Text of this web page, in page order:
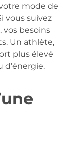
mode de
vous suivez
vos besoins
Un athlète,
plus élevé
d’énergie.